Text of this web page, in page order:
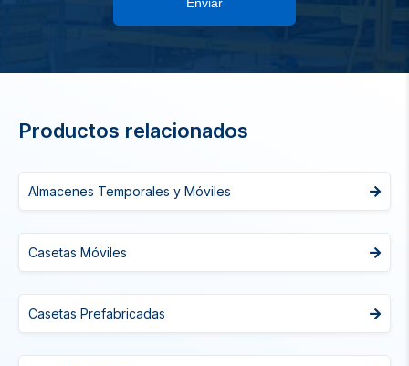
Productos relacionados
Almacenes Temporales y Móviles
Casetas Móviles
Casetas Prefabricadas